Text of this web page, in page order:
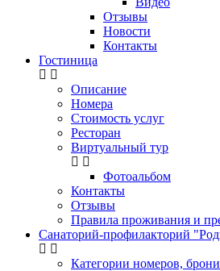
Отзывы
Новости
Контакты
Гостиница
Описание
Номера
Стоимость услуг
Ресторан
Виртуальный тур
Фотоальбом
Контакты
Отзывы
Правила проживания и
Санаторий-профилакторий
Категории номеров,